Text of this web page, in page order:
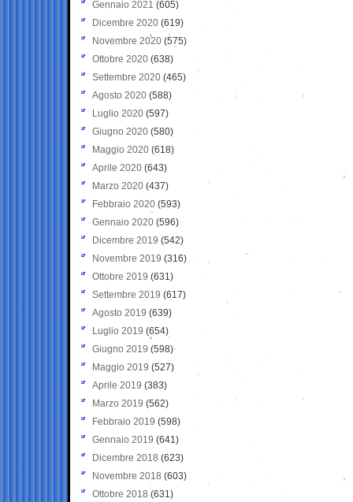
Gennaio 2021 (605)
Dicembre 2020 (619)
Novembre 2020 (575)
Ottobre 2020 (638)
Settembre 2020(465)
Agosto 2020 (588)
Luglio 2020 (597)
Giugno 2020 (580)
Maggio 2020 (618)
Aprile 2020 (643)
Marzo 2020 (437)
Febbraio 2020 (593)
Gennaio 2020 (596)
Dicembre 2019 (542)
Novembre 2019 (316)
Ottobre 2019 (631)
Settembre 2019 (617)
Agosto 2019 (639)
Luglio 2019 (654)
Giugno 2019 (598)
Maggio 2019 (527)
Aprile 2019 (383)
Marzo 2019 (562)
Febbraio 2019 (598)
Gennaio 2019 (641)
Dicembre 2018 (623)
Novembre 2018 (603)
Ottobre 2018 (631)